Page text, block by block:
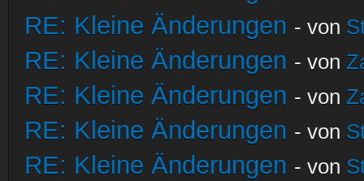
RE: Kleine Änderungen - von
RE: Kleine Änderungen - von
RE: Kleine Änderungen - von
RE: Kleine Änderungen - von
RE: Kleine Änderungen - von